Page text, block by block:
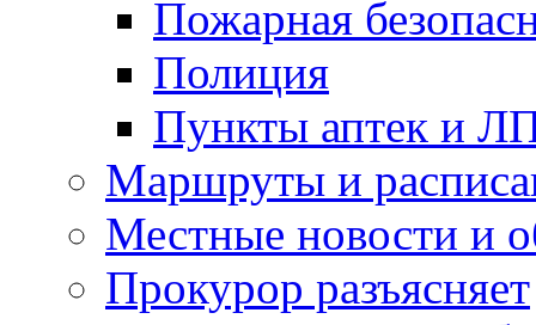
Пожарная
Полиция
Пункты аптек и
Маршруты и
Местные новости и
Прокурор разъясняет